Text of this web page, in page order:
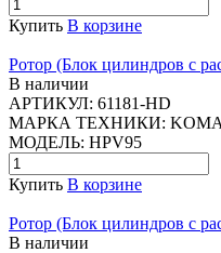
Купить В корзине
Ротор (Блок цилиндров с
В наличии
АРТИКУЛ: 61181-HD
МАРКА ТЕХНИКИ:
МОДЕЛЬ: HPV95
Купить В корзине
Ротор (Блок цилиндров с
В наличии